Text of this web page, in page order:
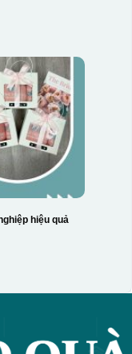
hiệu quả